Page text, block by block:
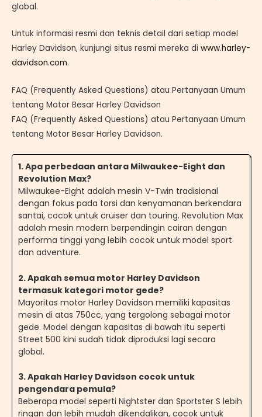
global.
Untuk informasi resmi dan teknis detail dari setiap model
Harley Davidson, kunjungi situs resmi mereka di www.harley-
davidson.com.
FAQ (Frequently Asked Questions) atau Pertanyaan Umum
tentang Motor Besar Harley Davidson
FAQ (Frequently Asked Questions) atau Pertanyaan Umum
tentang Motor Besar Harley Davidson.
1. Apa perbedaan antara Milwaukee-Eight dan
Revolution Max?
Milwaukee-Eight adalah mesin V-Twin tradisional
dengan fokus pada torsi dan kenyamanan berkendara
santai, cocok untuk cruiser dan touring. Revolution Max
adalah mesin modern berpendingin cairan dengan
performa tinggi yang lebih cocok untuk model sport
dan adventure.
2. Apakah semua motor Harley Davidson
termasuk kategori motor gede?
Mayoritas motor Harley Davidson memiliki kapasitas
mesin di atas 750cc, yang tergolong sebagai motor
gede. Model dengan kapasitas di bawah itu seperti
Street 500 kini sudah tidak diproduksi lagi secara
global.
3. Apakah Harley Davidson cocok untuk
pengendara pemula?
Beberapa model seperti Nightster dan Sportster S lebih
ringan dan lebih mudah dikendalikan, cocok untuk